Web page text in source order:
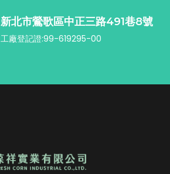
新北市鶯歌區中正三路491巷8號
工廠登記證:99-619295-00